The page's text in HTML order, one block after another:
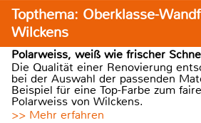
Topthema: Oberklasse-
Wilckens
Polarweiss, weiß wie frischer
Die Qualität einer Renovierung
bei der Auswahl der passenden
Beispiel für eine Top-Farbe zum
Polarweiss von Wilckens.
>> Mehr erfahren